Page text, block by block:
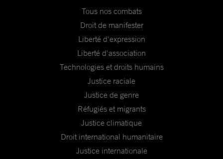
Tous nos combats
Droit de manifester
Liberté d'expression
Liberté d'association
Technologies et droits humains
Justice raciale
Justice de genre
Réfugiés et migrants
Justice climatique
Droit international humanitaire
Justice internationale